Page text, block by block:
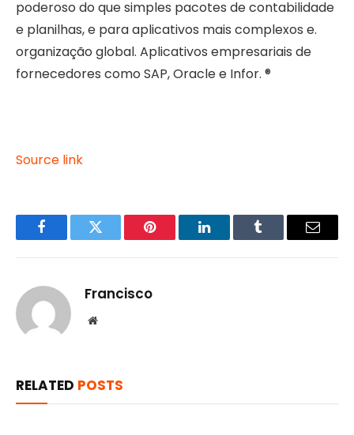
poderoso do que simples pacotes de contabilidade
e planilhas, e para aplicativos mais complexos e.
organização global. Aplicativos empresariais de
fornecedores como SAP, Oracle e Infor. ®
Source link
FacebookTwitter Pinterest LinkedInTumblr Email
Francisco
Website
RELATED POSTS